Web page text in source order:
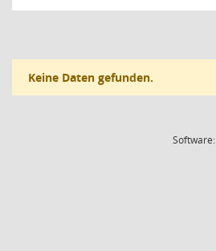
Keine Daten gefunden.
Software: